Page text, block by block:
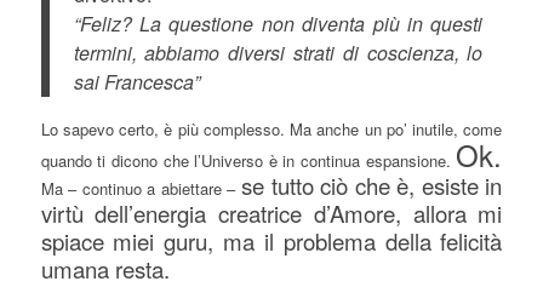
“Feliz? La questione non diventa più in questi
termini, abbiamo diversi strati di coscienza, lo
sai Francesca”
Lo sapevo certo, è più complesso. Ma anche un po’ inutile, come
quando ti dicono che l’Universo è in continua espansione. Ok.
Ma – continuo a abiettare – se tutto ciò che è, esiste in
virtù dell’energia creatrice d’Amore, allora mi
spiace miei guru, ma il problema della felicità
umana resta.